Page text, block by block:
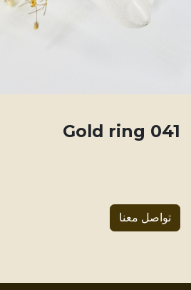
041 Gold ring
تواصل معنا